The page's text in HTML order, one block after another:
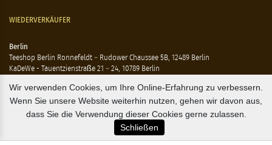
WIEDERVERKÄUFER
Berlin
Teeshop Berlin Ronnefeldt – Rudower Chaussee 5B, 12489 Berlin
KaDeWe - Tauentzienstraße 21 – 24, 10789 Berlin
Ting - Rykestraße 41, 10405 Berlin
Flensburg
Marzipan Im Hof – Rote Str. 18-20, 24937 Flensburg
Wir verwenden Cookies, um Ihre Online-Erfahrung zu verbessern.
Wenn Sie unsere Website weiterhin nutzen, gehen wir davon aus,
dass Sie die Verwendung dieser Cookies gerne zulassen.
Schließen